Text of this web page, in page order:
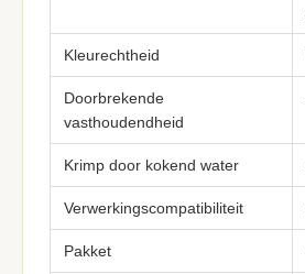
Kleurechtheid
Doorbrekende
vasthoudendheid
Krimp door kokend water
Verwerkingscompatibiliteit
Pakket